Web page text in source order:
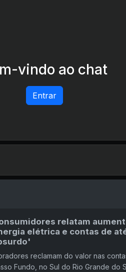
vindo ao chat
Entrar
relatam
elétrica e contas de
reclamam do valor nas
Fundo, no Sul do Rio Grande do